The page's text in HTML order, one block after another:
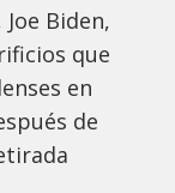
Biden,
que
en
de